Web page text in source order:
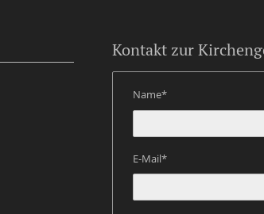
Kontakt zur
Name*
E-Mail*